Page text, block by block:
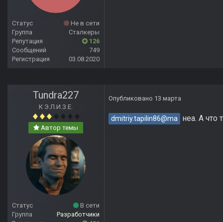
Статус
Не в сети
Группа
Сталкеры
Репутация
126
Сообщений
749
Регистрация
03.08.2020
Tundra227
К Э.Л.И.З.Е.
Автор темы
Статус
В сети
Группа
Разработчики
Опубликовано 13 марта
dmitriy.tapilin86@ma неа. А что